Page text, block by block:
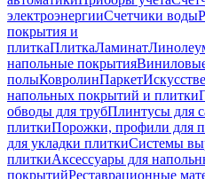
электроэнергииСчетчики воды
покрытия и
плиткаПлиткаЛаминат
напольные покрытия
полыКовролинПаркет
напольных покрытий и плитки
обводы для трубПлинтусы для
плиткиПорожки, профили для
для укладки плиткиСистемы
плиткиАксессуары для
покрытийРеставрационные